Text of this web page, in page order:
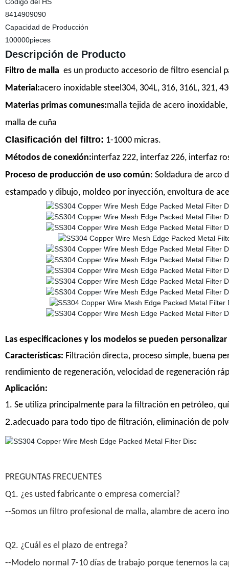
8414909090
Capacidad de Producción
100000pieces
Descripción de Producto
Filtro de malla es un producto accesorio de filtro esencial
Material:acero inoxidable steel304, 304L, 316, 316L, 321,
Materias primas comunes:malla tejida de acero
malla de cuña
Clasificación del filtro: 1-1000 micras.
Métodos de conexión:interfaz 222, interfaz 226, interfaz
Proceso de producción de uso común: Soldadura de arco
estampado y dibujo, moldeo por inyección, envoltura de
Las especificaciones y los modelos se pueden
Características: Filtración directa, proceso simple, buena
rendimiento de regeneración, velocidad de regeneración
Aplicación:
1. Se utiliza principalmente para la filtración en petróleo,
2.adecuado para todo tipo de filtración, eliminación de
PREGUNTAS FRECUENTES
Q1. ¿es usted fabricante o empresa comercial?
--Somos un filtro profesional de malla, alambre de acero
Q2. ¿Cuál es el plazo de entrega?
--Modelo normal 7-10 días de trabajo porque tenemos la